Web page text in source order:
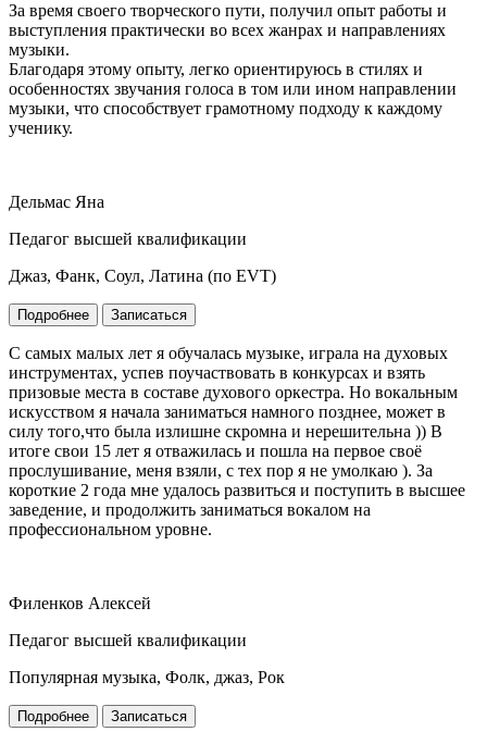
За время своего творческого пути, получил опыт работы и
выступления практически во всех жанрах и направлениях
музыки.
Благодаря этому опыту, легко ориентируюсь в стилях и
особенностях звучания голоса в том или ином направлении
музыки, что способствует грамотному подходу к каждому
ученику.
Дельмас Яна
Педагог высшей квалификации
Джаз, Фанк, Соул, Латина (по EVT)
Подробнее Записаться
C cамых малых лет я обучалась музыке, играла на духовых
инструментах, успев поучаствовать в конкурсах и взять
призовые места в составе духового оркестра. Но вокальным
искусством я начала заниматься намного позднее, может в
силу того,что была излишне скромна и нерешительна )) В
итоге свои 15 лет я отважилась и пошла на первое своё
прослушивание, меня взяли, с тех пор я не умолкаю ). За
короткие 2 года мне удалось развиться и поступить в высшее
заведение, и продолжить заниматься вокалом на
профессиональном уровне.
Филенков Алексей
Педагог высшей квалификации
Популярная музыка, Фолк, джаз, Рок
Подробнее Записаться